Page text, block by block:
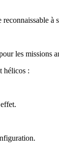
à
les missions
hélicos :